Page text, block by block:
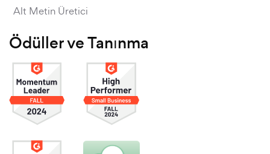
Alt Metin Üretici
Ödüller ve Tanınma